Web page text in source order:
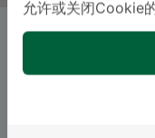
CHANITA
允许或关闭Cookie